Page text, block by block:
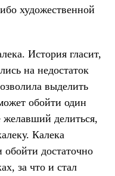
художественной
История гласит,
на недостаток
выделить
обойти один
желавший делиться,
Калека
обойти достаточно
за что и стал